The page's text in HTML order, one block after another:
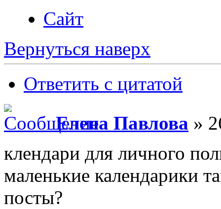
Сайт
Вернуться наверх
Ответить с цитатой
Елена Павлова »
клендари для личного
маленькие календарики
посты?